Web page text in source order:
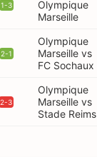
1-3
Olympique
Marseille
2-1
Olympique
Marseille vs
FC Sochaux
2-3
Olympique
Marseille vs
Stade Reims